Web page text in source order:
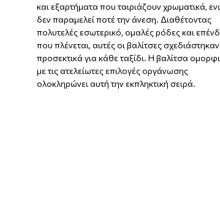
και εξαρτήματα που ταιριάζουν χρωματικά,
δεν παραμελεί ποτέ την άνεση. Διαθέτοντας
πολυτελές εσωτερικό, ομαλές ρόδες και
που πλένεται, αυτές οι βαλίτσες σχεδιάστηκαν
προσεκτικά για κάθε ταξίδι. Η βαλίτσα
με τις ατελείωτες επιλογές οργάνωσης
ολοκληρώνει αυτή την εκπληκτική σειρά.